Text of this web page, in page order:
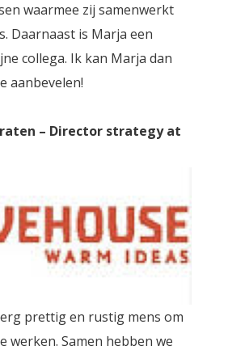
waarmee zij samenwerkt
Daarnaast is Marja een
collega. Ik kan Marja dan
aanbevelen!
– Director strategy at
prettig en rustig mens om
werken. Samen hebben we